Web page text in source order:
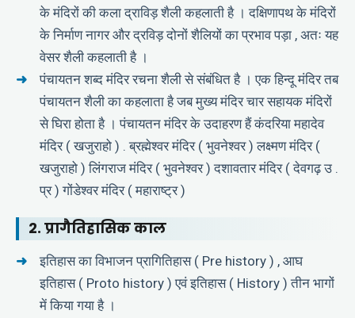
के मंदिरों की कला द्राविड़ शैली कहलाती है । दक्षिणापथ के मंदिरों
के निर्माण नागर और द्रविड़ दोनों शैलियों का प्रभाव पड़ा , अतः यह
वेसर शैली कहलाती है ।
पंचायतन शब्द मंदिर रचना शैली से संबंधित है । एक हिन्दू मंदिर तब
पंचायतन शैली का कहलाता है जब मुख्य मंदिर चार सहायक मंदिरों
से घिरा होता है । पंचायतन मंदिर के उदाहरण हैं कंदरिया महादेव
मंदिर ( खजुराहो ) . ब्रह्मेश्वर मंदिर ( भुवनेश्वर ) लक्ष्मण मंदिर (
खजुराहो ) लिंगराज मंदिर ( भुवनेश्वर ) दशावतार मंदिर ( देवगढ़ उ .
प्र ) गोंडेश्वर मंदिर ( महाराष्ट्र )
2. प्रागैतिहासिक काल
इतिहास का विभाजन प्रागितिहास ( Pre history ) , आघ
इतिहास ( Proto history ) एवं इतिहास ( History ) तीन भागों
में किया गया है ।